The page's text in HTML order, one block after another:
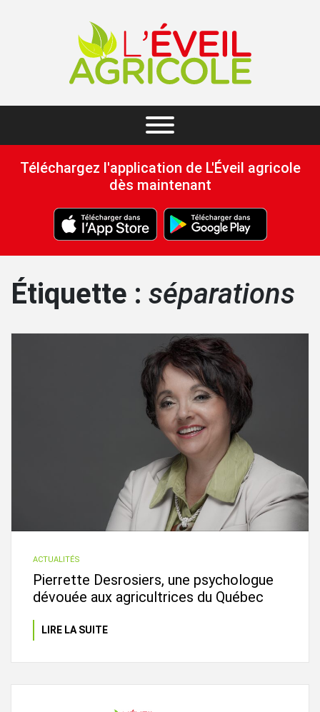
Téléchargez l'application de L'Éveil agricole
dès maintenant
Étiquette : séparations
ACTUALITÉS
Pierrette Desrosiers, une psychologue
dévouée aux agricultrices du Québec
LIRE LA SUITE